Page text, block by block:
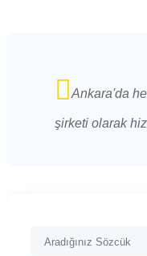
Ankara'da
şirketi olarak